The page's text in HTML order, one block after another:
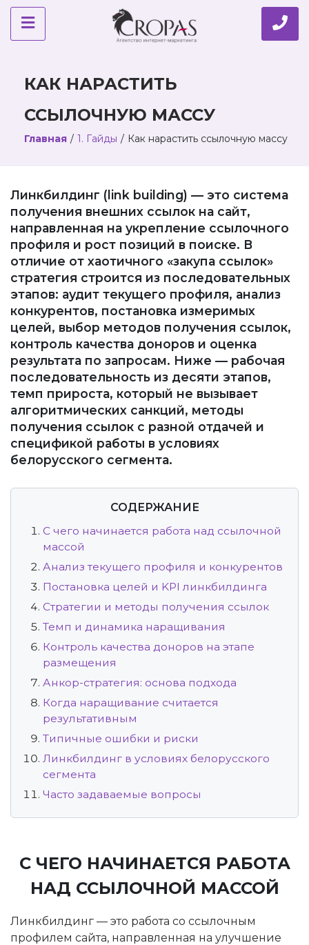
КАК НАРАСТИТЬ
ССЫЛОЧНУЮ МАССУ
Главная / 1. Гайды / Как нарастить ссылочную массу
Линкбилдинг (link building) — это система
получения внешних ссылок на сайт,
направленная на укрепление ссылочного
профиля и рост позиций в поиске. В
отличие от хаотичного «закупа ссылок»
стратегия строится из последовательных
этапов: аудит текущего профиля, анализ
конкурентов, постановка измеримых
целей, выбор методов получения ссылок,
контроль качества доноров и оценка
результата по запросам. Ниже — рабочая
последовательность из десяти этапов,
темп прироста, который не вызывает
алгоритмических санкций, методы
получения ссылок с разной отдачей и
спецификой работы в условиях
белорусского сегмента.
СОДЕРЖАНИЕ
С чего начинается работа над ссылочной
массой
Анализ текущего профиля и конкурентов
Постановка целей и KPI линкбилдинга
Стратегии и методы получения ссылок
Темп и динамика наращивания
Контроль качества доноров на этапе
размещения
Анкор-стратегия: основа подхода
Когда наращивание считается
результативным
Типичные ошибки и риски
Линкбилдинг в условиях белорусского
сегмента
Часто задаваемые вопросы
С ЧЕГО НАЧИНАЕТСЯ РАБОТА
НАД ССЫЛОЧНОЙ МАССОЙ
Линкбилдинг — это работа со ссылочным
профилем сайта, направленная на улучшение